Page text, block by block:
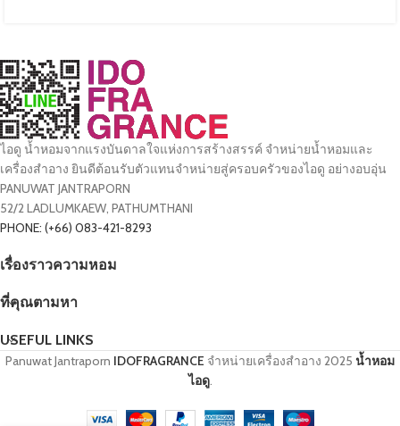
ไอดู น้ำหอมจากแรงบันดาลใจแห่งการสร้างสรรค์ จำหน่ายน้ำหอมและ
เครื่องสำอาง ยินดีต้อนรับตัวแทนจำหน่ายสู่ครอบครัวของไอดู อย่างอบอุ่น
PANUWAT JANTRAPORN
52/2 LADLUMKAEW, PATHUMTHANI
PHONE: (+66) 083-421-8293
เรื่องราวความหอม
ที่คุณตามหา
USEFUL LINKS
Panuwat Jantraporn IDOFRAGRANCE จำหน่ายเครื่องสำอาง 2025 น้ำหอม
ไอดู.